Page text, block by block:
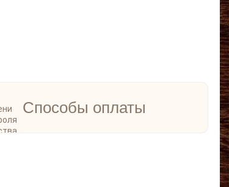
Способы оплаты